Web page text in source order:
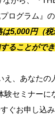
ログラム』の
5,000円（
ることができ
え、あなたの
験セミナーに
ぐお申し込み